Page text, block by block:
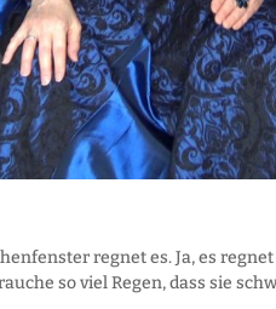
regnet es. Ja, es
so viel Regen, dass sie